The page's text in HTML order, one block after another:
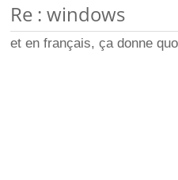
Re : windows
et en français, ça donne